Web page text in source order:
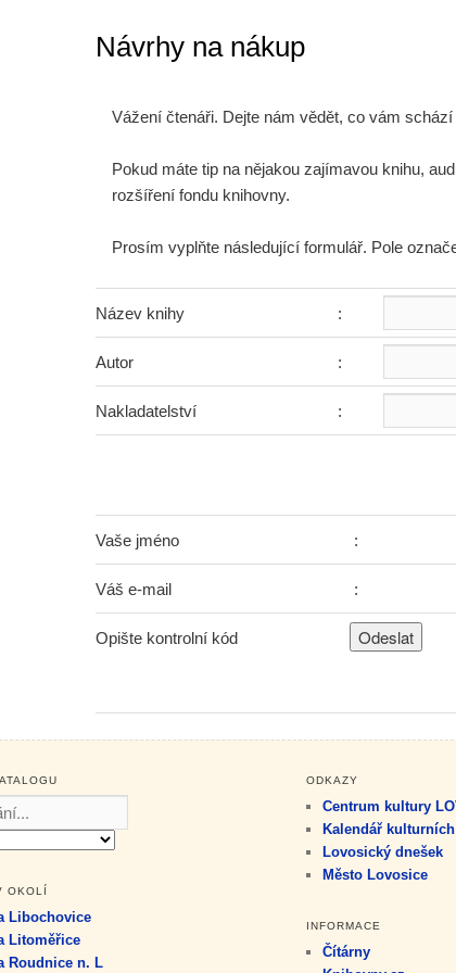
Návrhy na nákup
Vážení čtenáři. Dejte nám vědět, co vám
Pokud máte tip na nějakou zajímavou knihu,
rozšíření fondu knihovny.
Prosím vyplňte následující formulář. Pole
Název knihy :
Autor :
Nakladatelství :
Vaše jméno :
Váš e-mail :
Opište kontrolní kód
OKOLÍ
Libochovice
Litoměřice
Roudnice n. L
ODKAZY
Centrum kultury
Kalendář
Lovosický dnešek
Město Lovosice
INFORMACE
Čítárny